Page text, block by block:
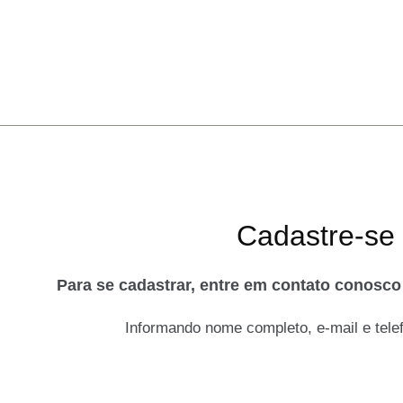
Cadastre-se
Para se cadastrar, entre em contato
Informando nome completo, e-mail e